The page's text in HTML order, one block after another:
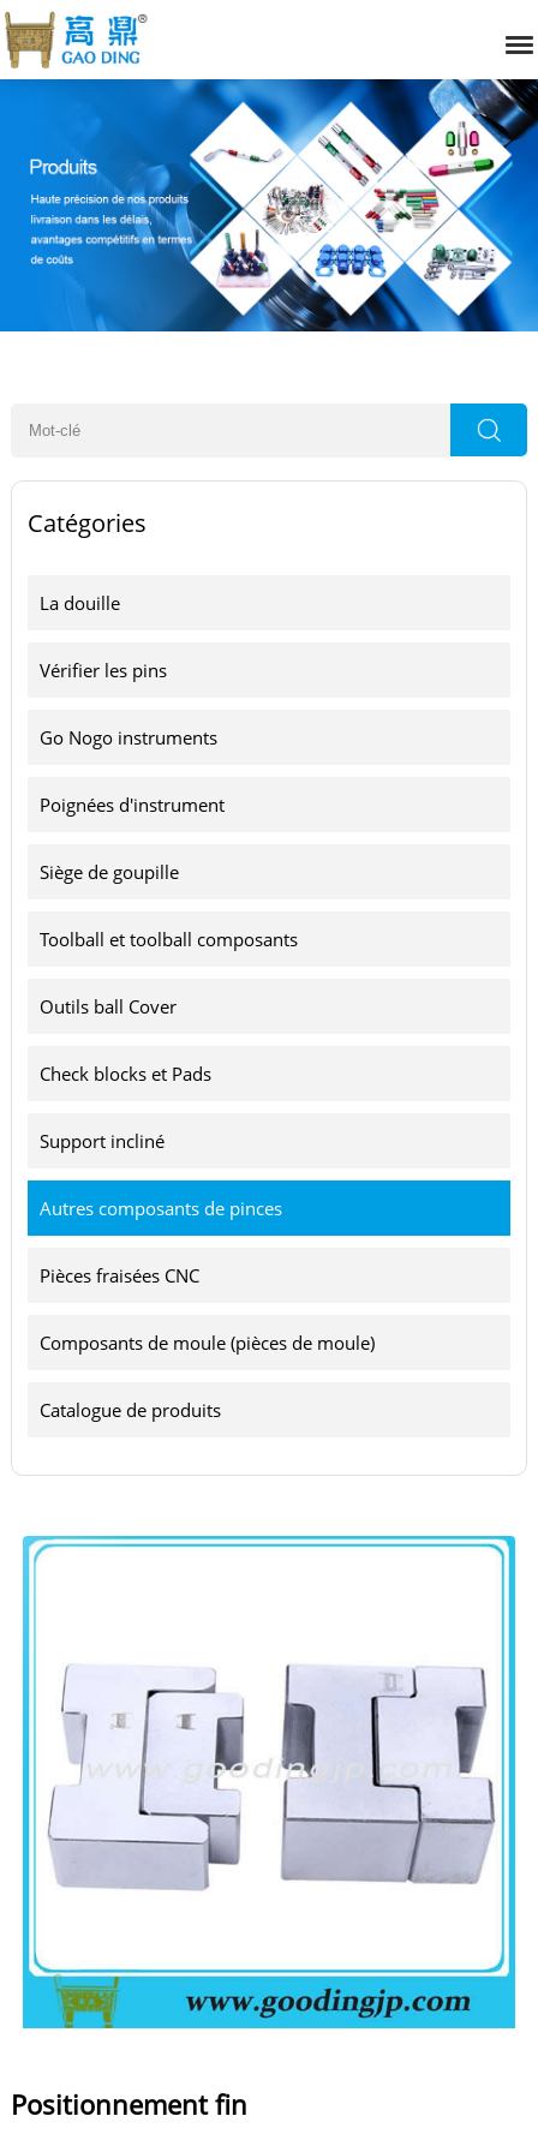
Catégories
La douille
Vérifier les pins
Go Nogo instruments
Poignées d'instrument
Siège de goupille
Toolball et toolball composants
Outils ball Cover
Check blocks et Pads
Support incliné
Autres composants de pinces
Pièces fraisées CNC
Composants de moule (pièces de moule)
Catalogue de produits
Positionnement fin